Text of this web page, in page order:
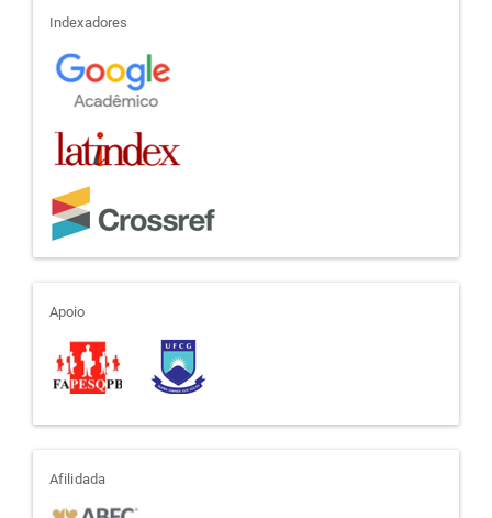
indexadores
Indexadores
apoio
Apoio
afiliada
Afilidada